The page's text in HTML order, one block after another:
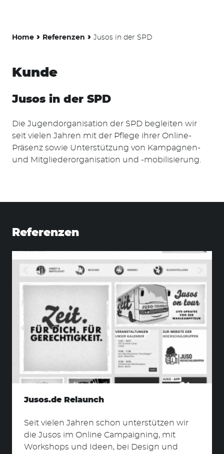
Home › Referenzen › Jusos in der SPD
Kunde
Jusos in der SPD
Die Jugendorganisation der SPD begleiten wir
seit vielen Jahren mit der Pflege ihrer Online-
Präsenz sowie Unterstützung von Kampagnen-
und Mitgliederorganisation und -mobilisierung.
Referenzen
Jusos.de Relaunch
Seit vielen Jahren schon unterstützen wir
die Jusos im Online Campaigning, mit
Workshops und Ideen, bei Design und